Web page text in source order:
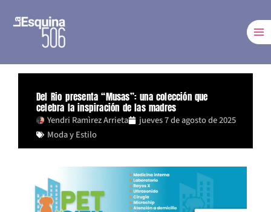
Del Rio presenta “Musas”: una colección que
celebra la inspiración de las madres
Yendri Ramìrez Arrieta
jueves 7 de agosto de 2025
Moda y Estilo